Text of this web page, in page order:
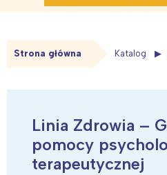
Strona główna Katalog
Linia Zdrowia –
pomocy
terapeutycznej